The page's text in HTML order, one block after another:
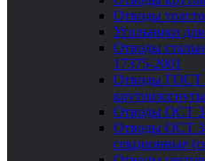
Отводы
Угольники
Отводы
17375-2001
Отводы ГОСТ
Отводы ОСТ
Отводы ОСТ
секционные